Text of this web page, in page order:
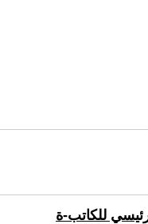
للكاتب-ة